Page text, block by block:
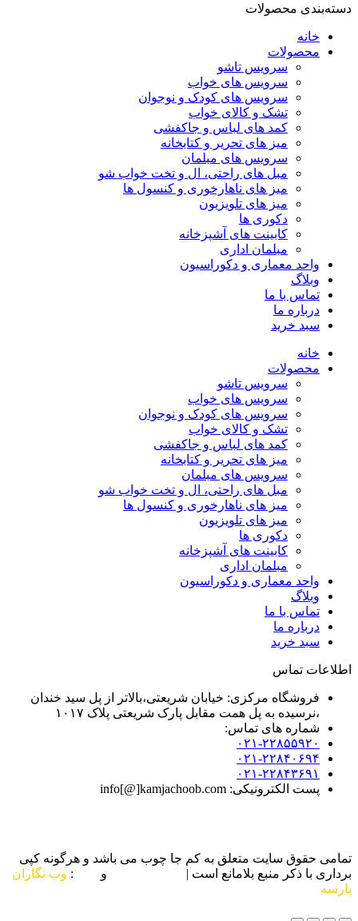
دسته‌بندی محصولات
خانه
محصولات
سرویس تاشو
سرویس های خواب
سرویس های کودک و نوجوان
تشک و کالای خواب
کمد های لباس و جاکفشی
میز های تحریر و کتابخانه
سرویس های مبلمان
مبل های راحتی، ال و تخت خواب شو
میز های ناهارخوری و کنسول ها
میز های تلویزیون
دکوری ها
کابینت های آشپزخانه
مبلمان اداری
واحد معماری و دکوراسیون
وبلاگ
تماس با ما
درباره ما
سبد خرید
خانه
محصولات
سرویس تاشو
سرویس های خواب
سرویس های کودک و نوجوان
تشک و کالای خواب
کمد های لباس و جاکفشی
میز های تحریر و کتابخانه
سرویس های مبلمان
مبل های راحتی، ال و تخت خواب شو
میز های ناهارخوری و کنسول ها
میز های تلویزیون
دکوری ها
کابینت های آشپزخانه
مبلمان اداری
واحد معماری و دکوراسیون
وبلاگ
تماس با ما
درباره ما
سبد خرید
اطلاعات تماس
فروشگاه مرکزی: خیابان شریعتی،بالاتر از پل سید خندان
،نرسیده به پل همت مقابل پارک شریعتی پلاک ۱۰۱۷
شماره های تماس:
۰۲۱-۲۲۸۵۵۹۲۰
۰۲۱-۲۲۸۴۰۶۹۴
۰۲۱-۲۲۸۴۳۶۹۱
پست الکترونیکی: info[@]kamjachoob.com
تمامی حقوق سایت متعلق به کم جا چوب می باشد و هرگونه کپی
برداری با ذکر منبع بلامانع است |
و : وب نگاران
پارسه